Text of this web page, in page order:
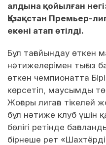
алдына қойылған
Қазақстан Премьер-
екені атап өтілді.
Бұл тағайындау өткен
нәтижелерімен тығыз
өткен чемпионатта
көрсетіп, маусымды
Жоғары лигаға тікелей
бұл нәтиже клуб үшін
бөлігі ретінде
бірнеше рет